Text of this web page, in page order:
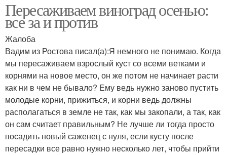
Пересаживаем виноград осенью:
все за и против
Жалоба
Вадим из Ростова писал(а):Я немного не понимаю. Когда
мы пересаживаем взрослый куст со всеми ветками и
корнями на новое место, он же потом не начинает расти
как ни в чем не бывало? Ему ведь нужно заново пустить
молодые корни, прижиться, и корни ведь должны
располагаться в земле не так, как мы закопали, а так, как
он сам считает правильным? Не лучше ли тогда просто
посадить новый саженец с нуля, если кусту после
пересадки все равно нужно несколько лет, чтобы прийти